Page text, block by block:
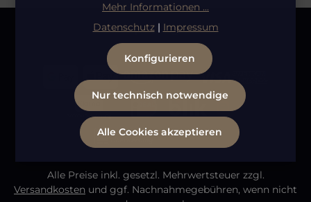
Datenschutz
Datenschutzbestimmungen
Kenntnis genommen und die
AGBgelesen und bin
mit ihnen einverstanden.
Bitte gib die abgebildeten Zeichen ein
Die mit einem Stern (*) markierten Felder sind
Alle Preise inkl. gesetzl. Mehrwertsteuer zzgl.
Versandkosten und ggf. Nachnahmegebühren, wenn nicht
Mehr Informationen ...
Datenschutz| Impressum
Nur technisch notwendige
Konfigurieren
Alle Cookies akzeptieren